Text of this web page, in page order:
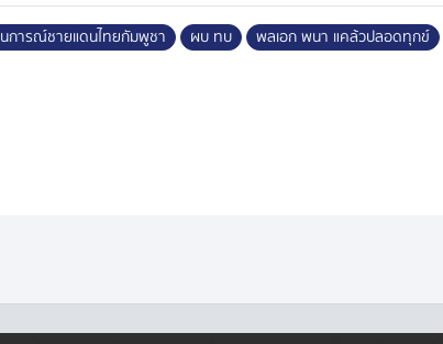
การณ์ชายแดนไทยกัมพูชา ผบ ทบ พลเอก พนา แคล้วปลอดทุกข์